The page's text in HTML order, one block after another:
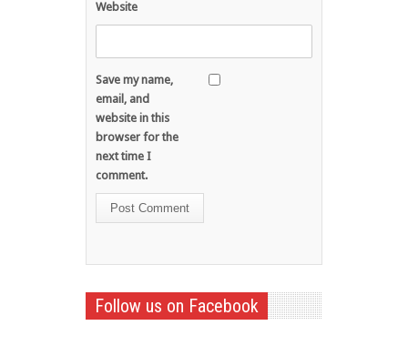
Website
Save my name,
email, and
website in this
browser for the
next time I
comment.
Follow us on Facebook